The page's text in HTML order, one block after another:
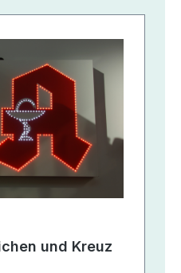
und Kreuz